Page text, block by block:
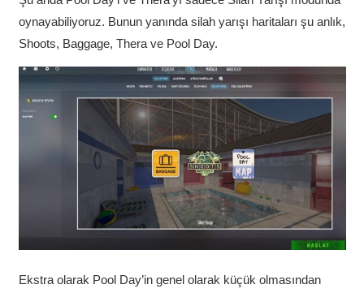
oynayabiliyoruz. Bunun yanında silah yarışı haritaları şu anlık,
Shoots, Baggage, Thera ve Pool Day.
Ekstra olarak Pool Day’in genel olarak küçük olmasından